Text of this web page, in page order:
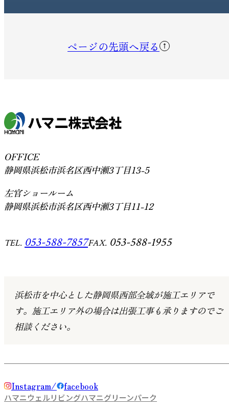
ページの先頭へ戻る
OFFICE
静岡県浜松市浜名区西中瀬3丁目13-5
左官ショールーム
静岡県浜松市浜名区西中瀬3丁目11-12
TEL. 053-588-7857FAX. 053-588-1955
浜松市を中心とした静岡県西部全域が施工エリアで
す。 施工エリア外の場合は出張工事も承りますのでご
相談ください。
Instagram facebook
ハマニウェルリビングハマニグリーンパーク